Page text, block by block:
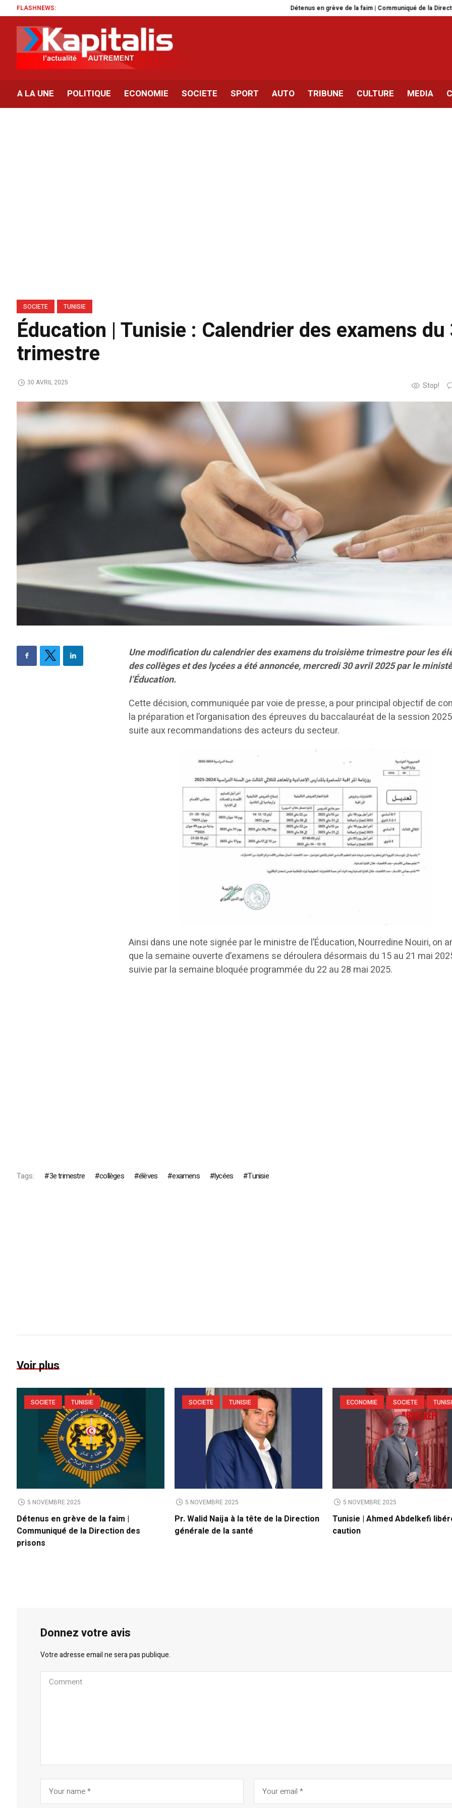
FLASHNEWS: Détenus en grève de la faim | Communiqué de la Direction des
A LA UNE POLITIQUE ECONOMIE SOCIETE SPORT AUTO TRIBUNE CULTURE MEDIA
SOCIETE TUNISIE
Éducation | Tunisie : Calendrier des examens du
trimestre
Stop!
30 AVRIL 2025
Une modification du calendrier des examens du troisième trimestre pour les
des collèges et des lycées a été annoncée, mercredi 30 avril 2025 par le
l’Éducation.
Cette décision, communiquée par voie de presse, a pour principal objectif de
la préparation et l’organisation des épreuves du baccalauréat de la session
suite aux recommandations des acteurs du secteur.
Ainsi dans une note signée par le ministre de l’Éducation, Nourredine Nouiri, on
que la semaine ouverte d’examens se déroulera désormais du 15 au 21 mai
suivie par la semaine bloquée programmée du 22 au 28 mai 2025.
Tags: 3e trimestre collèges élèves examens lycées Tunisie
Voir plus
SOCIETE TUNISIE
5 NOVEMBRE 2025
Détenus en grève de la faim |
Communiqué de la Direction des
prisons
SOCIETE TUNISIE
5 NOVEMBRE 2025
Pr. Walid Naija à la tête de la Direction
générale de la santé
ECONOMIE SOCIETE
5 NOVEMBRE 2025
Tunisie | Ahmed Abdelkefi
caution
Donnez votre avis
Votre adresse email ne sera pas publique.